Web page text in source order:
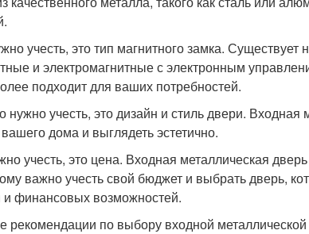
учесть, это тип магнитного замка. Существует
и электромагнитные с электронным
подходит для ваших потребностей.
нужно учесть, это дизайн и стиль двери.
дома и выглядеть эстетично.
учесть, это цена. Входная металлическая дверь
важно учесть свой бюджет и выбрать дверь,
и финансовых возможностей.
рекомендации по выбору входной